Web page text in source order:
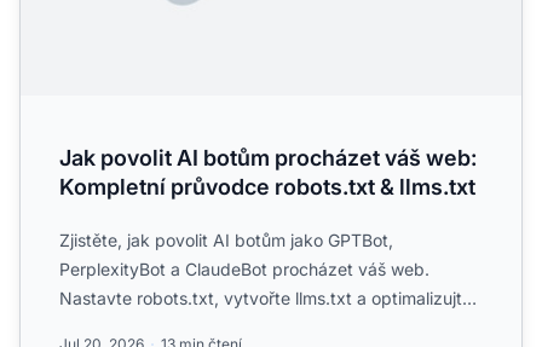
Jak povolit AI botům procházet váš web:
Kompletní průvodce robots.txt & llms.txt
Zjistěte, jak povolit AI botům jako GPTBot,
PerplexityBot a ClaudeBot procházet váš web.
Nastavte robots.txt, vytvořte llms.txt a optimalizujte